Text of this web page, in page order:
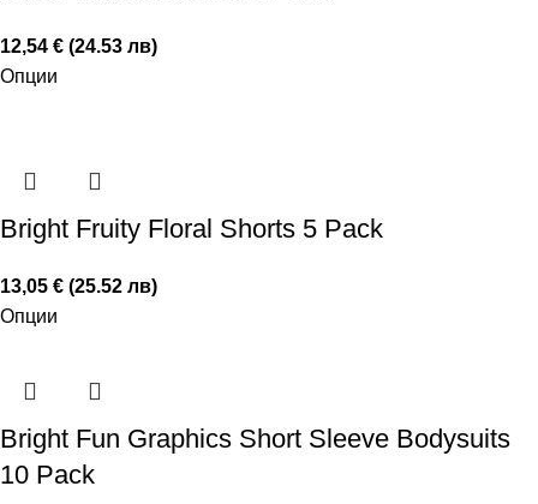
12,54 € (24.53 лв)
Опции
Bright Fruity Floral Shorts 5 Pack
13,05 € (25.52 лв)
Опции
Bright Fun Graphics Short Sleeve Bodysuits
10 Pack